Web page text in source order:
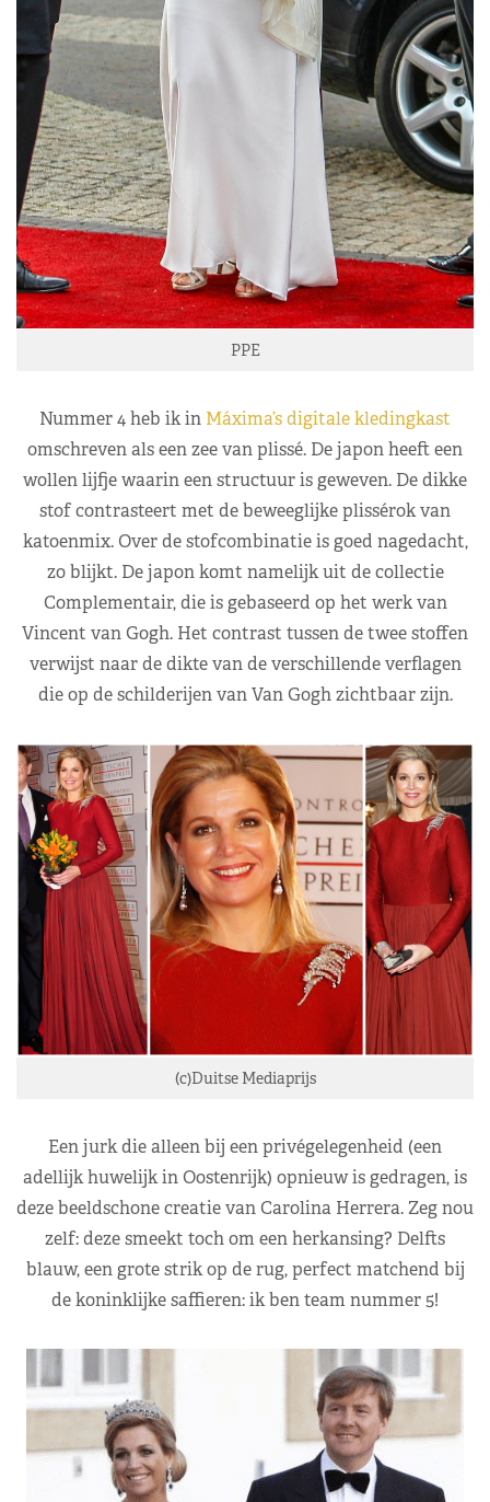
PPE
Nummer 4 heb ik in Máxima’s digitale kledingkast
omschreven als een zee van plissé. De japon heeft een
wollen lijfje waarin een structuur is geweven. De dikke
stof contrasteert met de beweeglijke plissérok van
katoenmix. Over de stofcombinatie is goed nagedacht,
zo blijkt. De japon komt namelijk uit de collectie
Complementair, die is gebaseerd op het werk van
Vincent van Gogh. Het contrast tussen de twee stoffen
verwijst naar de dikte van de verschillende verflagen
die op de schilderijen van Van Gogh zichtbaar zijn.
(c)Duitse Mediaprijs
Een jurk die alleen bij een privégelegenheid (een
adellijk huwelijk in Oostenrijk) opnieuw is gedragen, is
deze beeldschone creatie van Carolina Herrera. Zeg nou
zelf: deze smeekt toch om een herkansing? Delfts
blauw, een grote strik op de rug, perfect matchend bij
de koninklijke saffieren: ik ben team nummer 5!